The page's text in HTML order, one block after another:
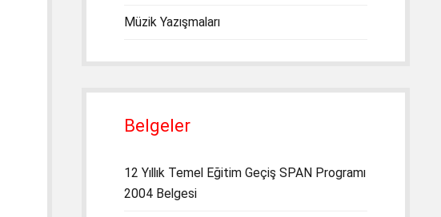
Müzik Yazışmaları
Belgeler
12 Yıllık Temel Eğitim Geçiş SPAN Programı
2004 Belgesi